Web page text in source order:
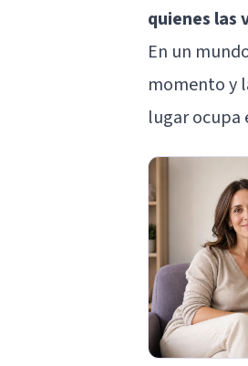
quienes las
En un
momento y
lugar ocupa